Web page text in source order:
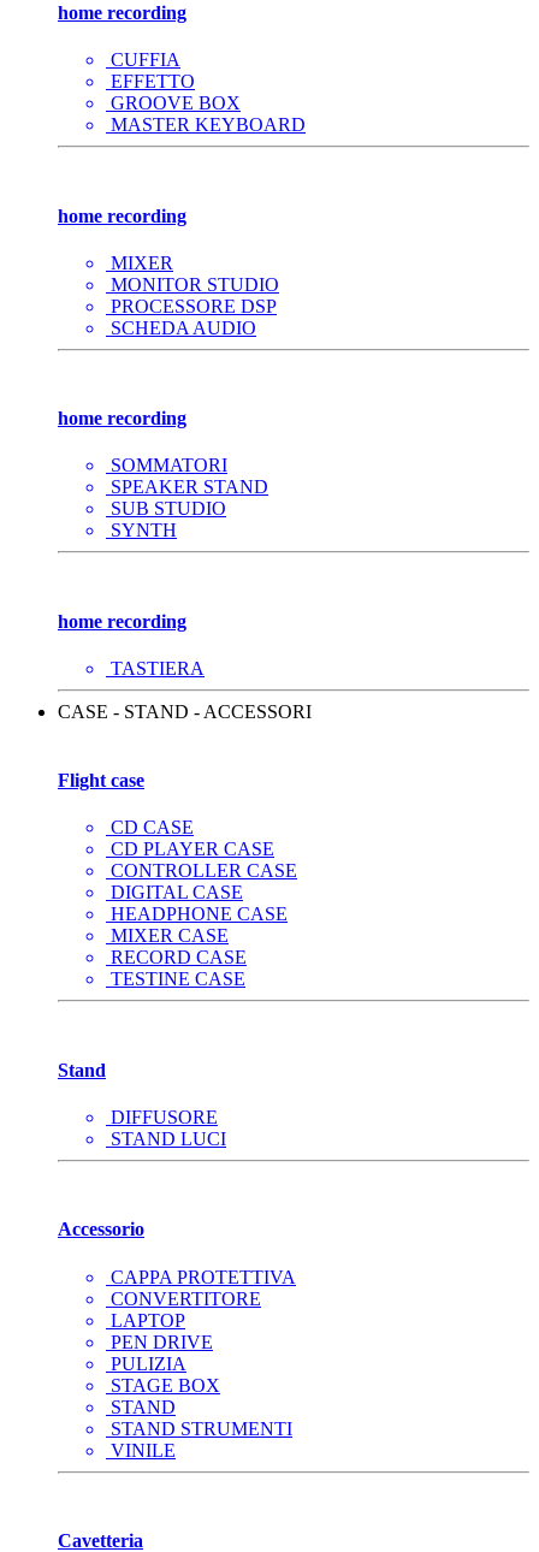
home recording
CUFFIA
EFFETTO
GROOVE BOX
MASTER KEYBOARD
home recording
MIXER
MONITOR STUDIO
PROCESSORE DSP
SCHEDA AUDIO
home recording
SOMMATORI
SPEAKER STAND
SUB STUDIO
SYNTH
home recording
TASTIERA
CASE - STAND - ACCESSORI
Flight case
CD CASE
CD PLAYER CASE
CONTROLLER CASE
DIGITAL CASE
HEADPHONE CASE
MIXER CASE
RECORD CASE
TESTINE CASE
Stand
DIFFUSORE
STAND LUCI
Accessorio
CAPPA PROTETTIVA
CONVERTITORE
LAPTOP
PEN DRIVE
PULIZIA
STAGE BOX
STAND
STAND STRUMENTI
VINILE
Cavetteria